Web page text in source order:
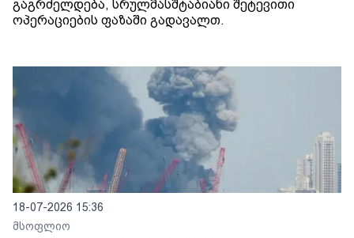
გაგრძელდება, სრულმასშტაბიანი შეტევითი
ოპერაციების ფაზაში გადავალთ.
18-07-2026 15:36
მსოფლიო